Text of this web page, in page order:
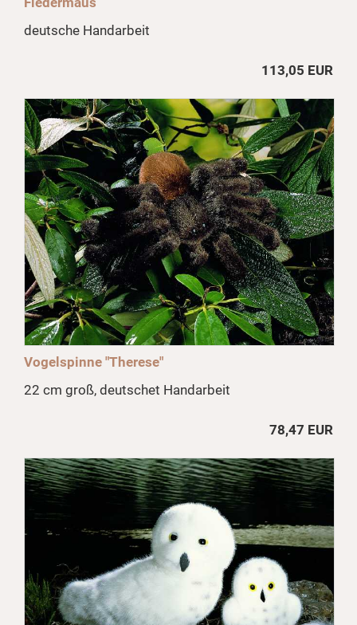
deutsche Handarbeit
113,05 EUR
Vogelspinne "Therese"
22 cm groß, deutschet Handarbeit
78,47 EUR